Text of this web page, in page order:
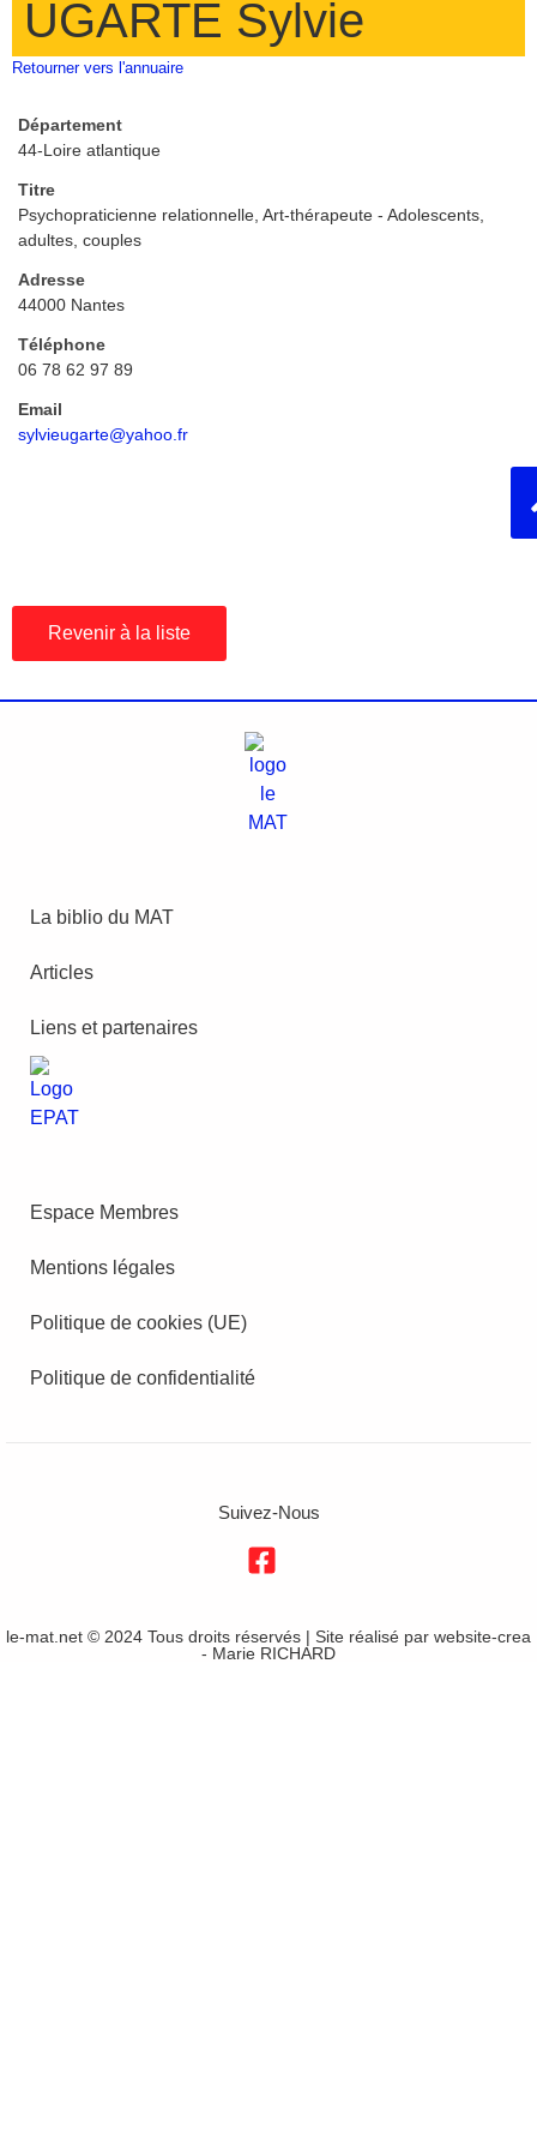
UGARTE Sylvie
Retourner vers l'annuaire
Département
44-Loire atlantique
Titre
Psychopraticienne relationnelle, Art-thérapeute - Adolescents,
adultes, couples
Adresse
44000 Nantes
Téléphone
06 78 62 97 89
Email
sylvieugarte@yahoo.fr
Revenir à la liste
La biblio du MAT
Articles
Liens et partenaires
Espace Membres
Mentions légales
Politique de cookies (UE)
Politique de confidentialité
Suivez-Nous
le-mat.net © 2024 Tous droits réservés | Site réalisé par website-crea
- Marie RICHARD